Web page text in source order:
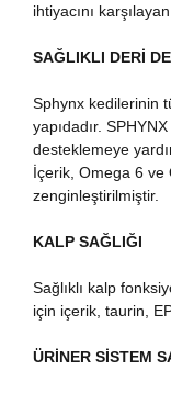
ihtiyacını
SAĞLIKLI DERİ
Sphynx kedilerinin
yapıdadır.
desteklemeye
İçerik, Omega 6 ve
zenginleştirilmiştir.
KALP SAĞLIĞI
Sağlıklı kalp
için içerik, taurin,
ÜRİNER SİSTEM